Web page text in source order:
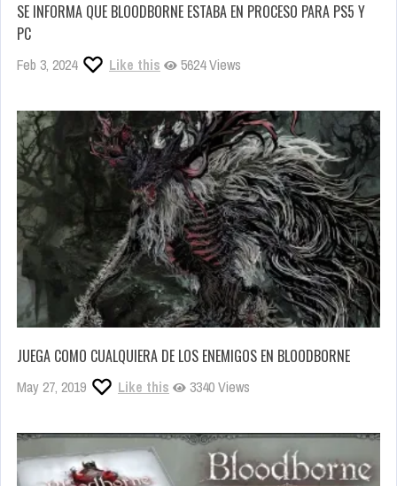
SE INFORMA QUE BLOODBORNE ESTABA EN PROCESO PARA PS5 Y
PC
Feb 3, 2024 Like this 5624 Views
JUEGA COMO CUALQUIERA DE LOS ENEMIGOS EN BLOODBORNE
May 27, 2019 Like this 3340 Views